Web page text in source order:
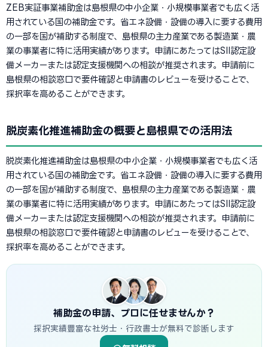
ZEB実証事業補助金は島根県の中小企業・小規模事業者でも広く活
用されている国の補助金です。省エネ設備・設備の導入に要する費用
の一部を国が補助する制度で、島根県の主力産業である製造業・農
業の事業者に特に活用実績があります。申請にあたってはSII認定設
備メーカーまたは認定支援機関への相談が推奨されます。申請前に
島根県の相談窓口で要件確認と申請書のレビューを受けることで、
採択率を高めることができます。
脱炭素化推進補助金の概要と島根県での活用法
脱炭素化推進補助金は島根県の中小企業・小規模事業者でも広く活
用されている国の補助金です。省エネ設備・設備の導入に要する費用
の一部を国が補助する制度で、島根県の主力産業である製造業・農
業の事業者に特に活用実績があります。申請にあたってはSII認定設
備メーカーまたは認定支援機関への相談が推奨されます。申請前に
島根県の相談窓口で要件確認と申請書のレビューを受けることで、
採択率を高めることができます。
補助金の申請、プロに任せませんか？
採択実績豊富な社労士・行政書士が無料で診断します